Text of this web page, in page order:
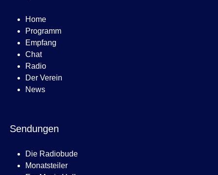
Home
Programm
Empfang
Chat
Radio
Der Verein
News
Sendungen
Die Radiobude
Monatsteiler